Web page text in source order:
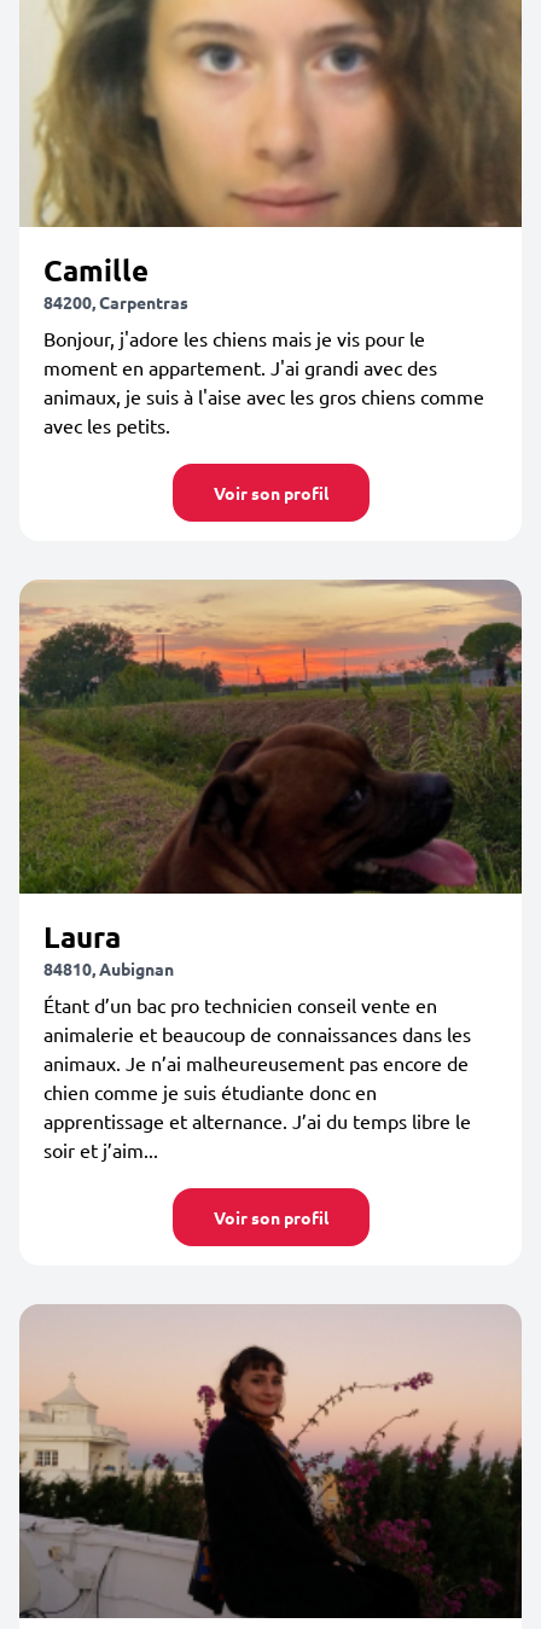
Camille
84200, Carpentras
Bonjour, j'adore les chiens mais je vis pour le
moment en appartement. J'ai grandi avec des
animaux, je suis à l'aise avec les gros chiens comme
avec les petits.
Voir son profil
Laura
84810, Aubignan
Étant d’un bac pro technicien conseil vente en
animalerie et beaucoup de connaissances dans les
animaux. Je n’ai malheureusement pas encore de
chien comme je suis étudiante donc en
apprentissage et alternance. J’ai du temps libre le
soir et j’aim...
Voir son profil